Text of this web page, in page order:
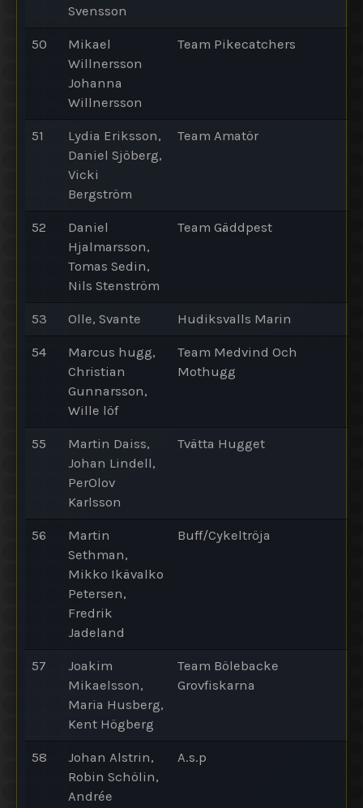
Svensson
50
Mikael
Willnersson
Johanna
Willnersson
Team Pikecatchers
51
Lydia Eriksson,
Daniel Sjöberg,
Vicki
Bergström
Team Amatör
52
Daniel
Hjalmarsson,
Tomas Sedin,
Nils Stenström
Team Gäddpest
53 Olle, Svante Hudiksvalls Marin
54
Marcus hugg,
Christian
Gunnarsson,
Wille löf
Team Medvind Och
Mothugg
55
Martin Daiss,
Johan Lindell,
PerOlov
Karlsson
Tvätta Hugget
56
Martin
Sethman,
Mikko Ikävalko
Petersen,
Fredrik
Jadeland
Buff/Cykeltröja
57
Joakim
Mikaelsson,
Maria Husberg,
Kent Högberg
Team Bölebacke
Grovfiskarna
58
Johan Alstrin,
Robin Schölin,
Andrée
A.s.p